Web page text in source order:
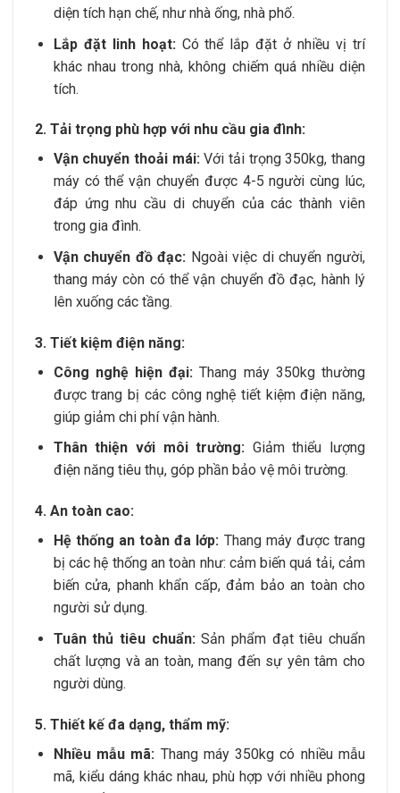
diện tích hạn chế, như nhà ống, nhà phố.
Lắp đặt linh hoạt: Có thể lắp đặt ở nhiều vị trí
khác nhau trong nhà, không chiếm quá nhiều diện
tích.
2. Tải trọng phù hợp với nhu cầu gia đình:
Vận chuyển thoải mái:Với tải trọng 350kg, thang
máy có thể vận chuyển được 4-5 người cùng lúc,
đáp ứng nhu cầu di chuyển của các thành viên
trong gia đình.
Vận chuyển đồ đạc: Ngoài việc di chuyển người,
thang máy còn có thể vận chuyển đồ đạc, hành lý
lên xuống các tầng.
3. Tiết kiệm điện năng:
Công nghệ hiện đại: Thang máy 350kg thường
được trang bị các công nghệ tiết kiệm điện năng,
giúp giảm chi phí vận hành.
Thân thiện với môi trường: Giảm thiểu lượng
điện năng tiêu thụ, góp phần bảo vệ môi trường.
4. An toàn cao:
Hệ thống an toàn đa lớp: Thang máy được trang
bị các hệ thống an toàn như: cảm biến quá tải, cảm
biến cửa, phanh khẩn cấp, đảm bảo an toàn cho
người sử dụng.
Tuân thủ tiêu chuẩn: Sản phẩm đạt tiêu chuẩn
chất lượng và an toàn, mang đến sự yên tâm cho
người dùng.
5. Thiết kế đa dạng, thẩm mỹ:
Nhiều mẫu mã: Thang máy 350kg có nhiều mẫu
mã, kiểu dáng khác nhau, phù hợp với nhiều phong